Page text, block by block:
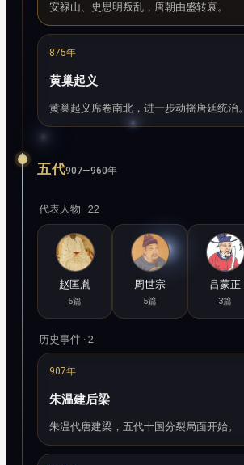
安禄山、史思明叛乱，唐朝由盛转衰。
875年
黄巢起义
黄巢起义席卷南北，进一步动摇唐廷统治。
五代907—960年
代表人物 · 22
赵匡胤
6篇
周世宗
5篇
吕蒙正
3篇
历史事件 · 2
907年
朱温建后梁
朱温代唐建梁，五代十国分裂局面开始。